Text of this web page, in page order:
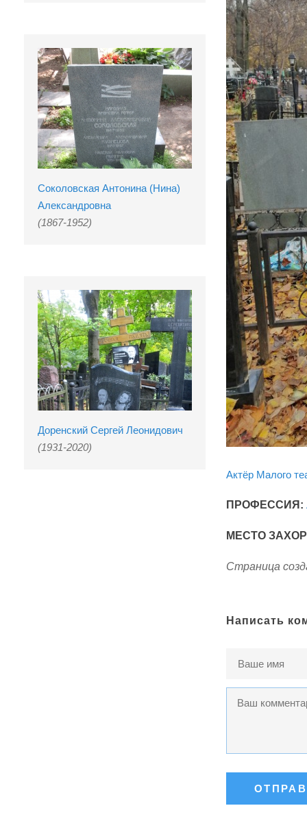
Соколовская Антонина (Нина)
Александровна
(1867-1952)
Доренский Сергей Леонидович
(1931-2020)
Актёр Малого
ПРОФЕССИЯ:
МЕСТО
Страница
Написать